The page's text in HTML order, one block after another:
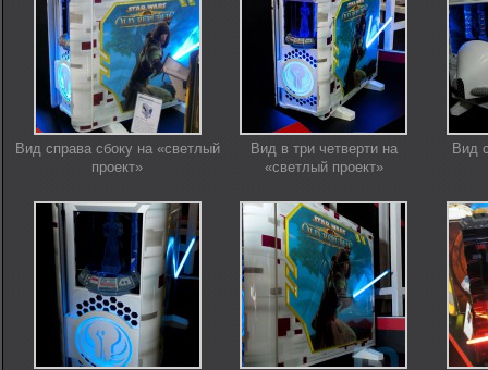
Вид справа сбоку на «светлый
проект»
Вид в три четверти на
«светлый проект»
Вид